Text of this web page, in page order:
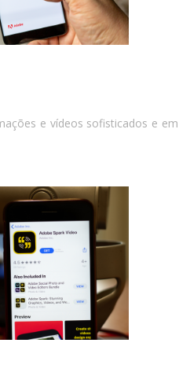
e vídeos sofisticados e em